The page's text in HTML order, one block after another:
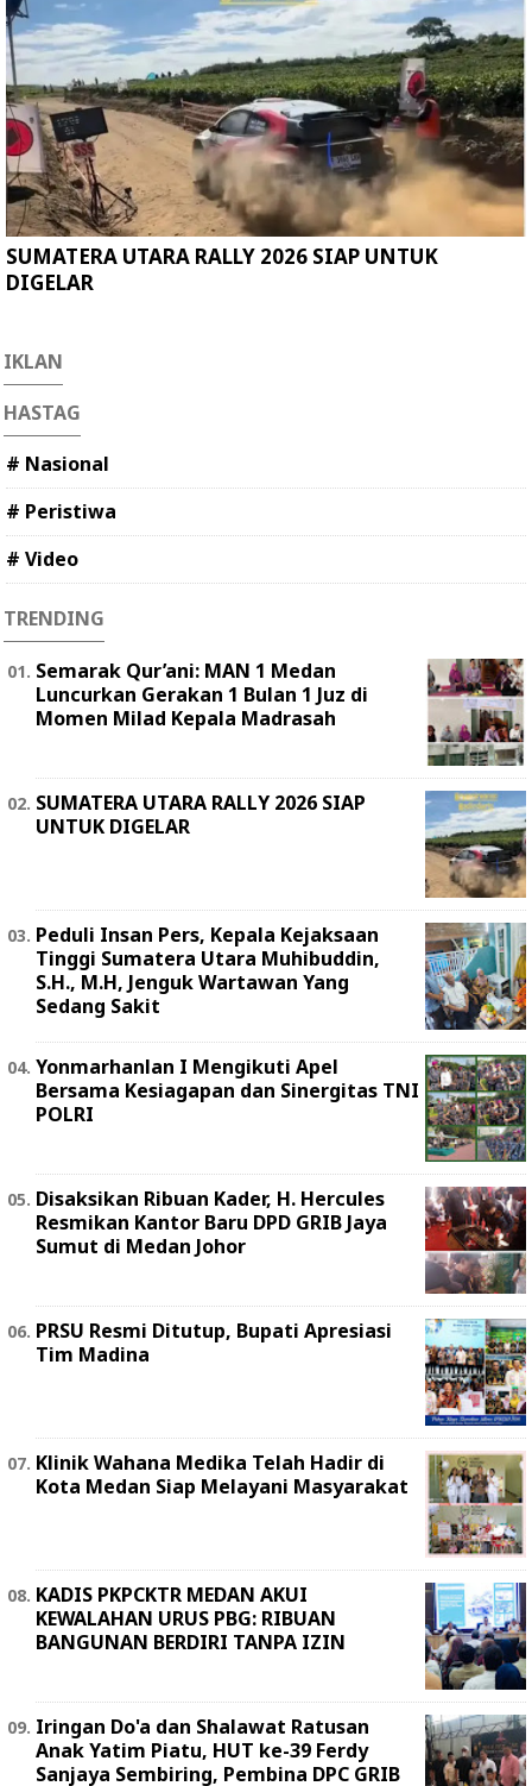
SUMATERA UTARA RALLY 2026 SIAP UNTUK
DIGELAR
IKLAN
HASTAG
# Nasional
# Peristiwa
# Video
TRENDING
Semarak Qur’ani: MAN 1 Medan
Luncurkan Gerakan 1 Bulan 1 Juz di
Momen Milad Kepala Madrasah
SUMATERA UTARA RALLY 2026 SIAP
UNTUK DIGELAR
Peduli Insan Pers, Kepala Kejaksaan
Tinggi Sumatera Utara Muhibuddin,
S.H., M.H, Jenguk Wartawan Yang
Sedang Sakit
Yonmarhanlan I Mengikuti Apel
Bersama Kesiagapan dan Sinergitas TNI
POLRI
Disaksikan Ribuan Kader, H. Hercules
Resmikan Kantor Baru DPD GRIB Jaya
Sumut di Medan Johor
PRSU Resmi Ditutup, Bupati Apresiasi
Tim Madina
Klinik Wahana Medika Telah Hadir di
Kota Medan Siap Melayani Masyarakat
KADIS PKPCKTR MEDAN AKUI
KEWALAHAN URUS PBG: RIBUAN
BANGUNAN BERDIRI TANPA IZIN
Iringan Do'a dan Shalawat Ratusan
Anak Yatim Piatu, HUT ke-39 Ferdy
Sanjaya Sembiring, Pembina DPC GRIB